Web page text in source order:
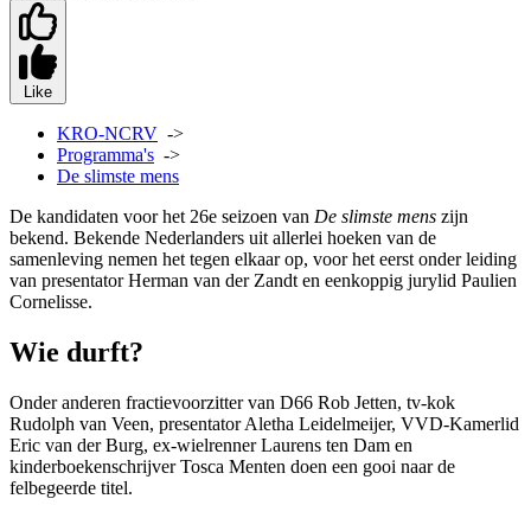
Like
KRO-NCRV ->
Programma's ->
De slimste mens
De kandidaten voor het 26e seizoen van De slimste mens zijn
bekend. Bekende Nederlanders uit allerlei hoeken van de
samenleving nemen het tegen elkaar op, voor het eerst onder leiding
van presentator Herman van der Zandt en eenkoppig jurylid Paulien
Cornelisse.
Wie durft?
Onder anderen fractievoorzitter van D66 Rob Jetten, tv-kok
Rudolph van Veen, presentator Aletha Leidelmeijer, VVD-Kamerlid
Eric van der Burg, ex-wielrenner Laurens ten Dam en
kinderboekenschrijver Tosca Menten doen een gooi naar de
felbegeerde titel.